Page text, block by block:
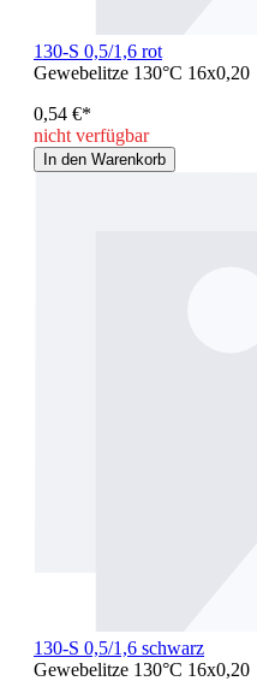
130-S 0,5/1,6 rot
Gewebelitze 130°C 16x0,20
0,54 €*
nicht verfügbar
In den Warenkorb
130-S 0,5/1,6 schwarz
Gewebelitze 130°C 16x0,20